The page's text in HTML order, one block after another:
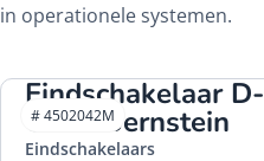
in operationele systemen.
Eindschakelaar D-
U1W Bernstein
Eindschakelaars
# 4502042M